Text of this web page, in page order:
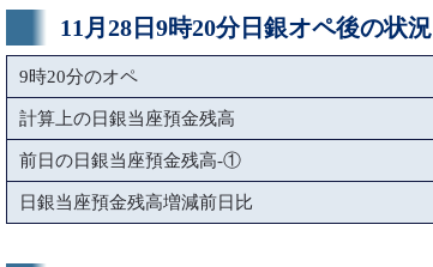
11月28日9時20分日銀オペ後の状況
9時20分のオペ
計算上の日銀当座預金残高
前日の日銀当座預金残高-①
日銀当座預金残高増減前日比